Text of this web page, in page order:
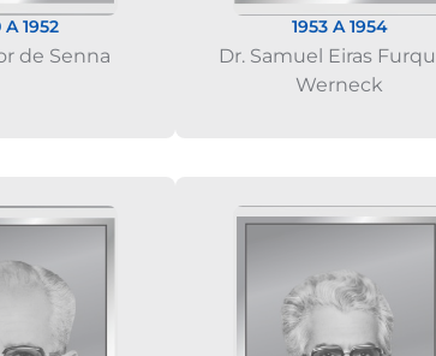
A 1952
de Senna
1953 A 1954
Dr. Samuel Eiras
Werneck